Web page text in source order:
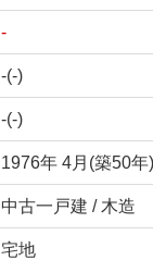
-
-(-)
-(-)
1976年 4月(築50年)
中古一戸建 / 木造
宅地